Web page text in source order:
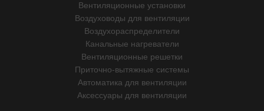
Вентиляционные установки
Воздуховоды для вентиляции
Воздухораспределители
Канальные нагреватели
Вентиляционные решетки
Приточно-вытяжные системы
Автоматика для вентиляции
Аксессуары для вентиляции